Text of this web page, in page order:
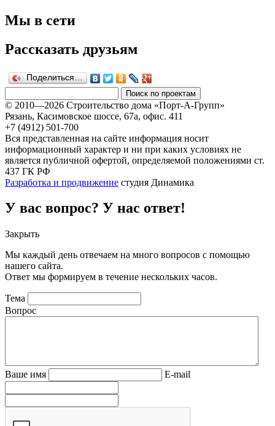
Мы в сети
Рассказать друзьям
Поделиться…
© 2010—2026 Строительство дома «Порт-А-Групп»
Рязань, Касимовское шоссе, 67а, офиc. 411
+7 (4912) 501-700
Вся представленная на сайте информация носит
информационный характер и ни при каких условиях не
является публичной офертой, определяемой положениями ст.
437 ГК РФ
Разработка и продвижение студия Динамика
У вас вопрос? У нас ответ!
Закрыть
Мы каждый день отвечаем на много вопросов с помощью
нашего сайта.
Ответ мы формируем в течение нескольких часов.
Тема
Вопрос
Ваше имя E-mail